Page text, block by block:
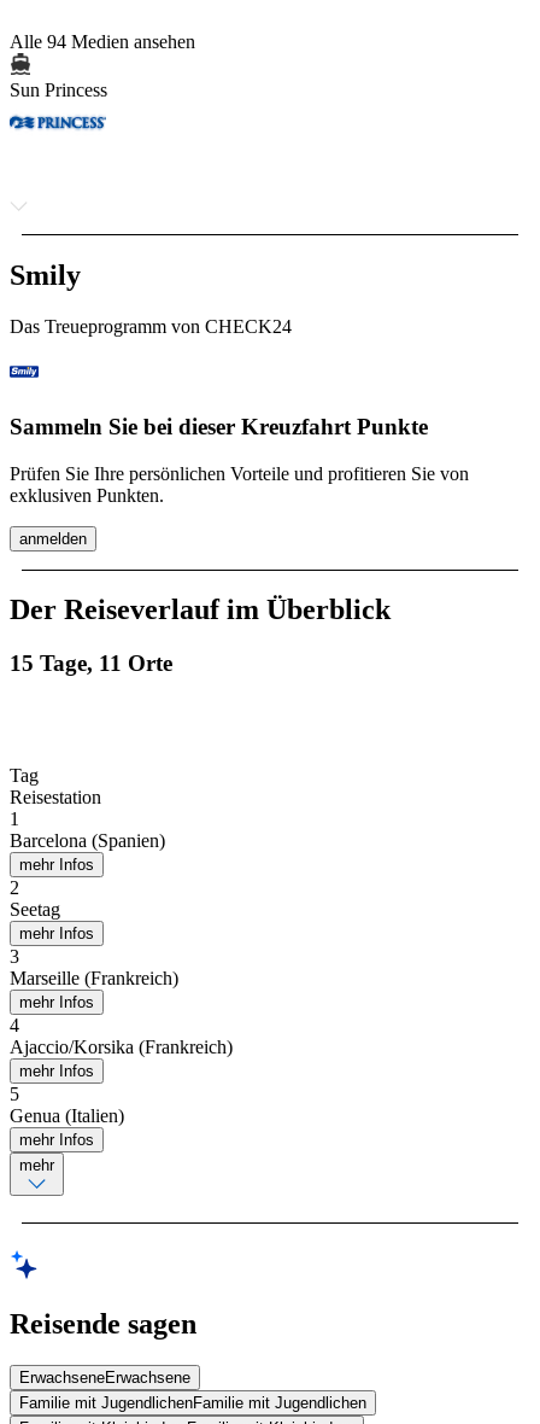
Alle 94 Medien ansehen
Sun Princess
Smily
Das Treueprogramm von CHECK24
Sammeln Sie bei dieser Kreuzfahrt Punkte
Prüfen Sie Ihre persönlichen Vorteile und profitieren Sie von
exklusiven Punkten.
anmelden
Der Reiseverlauf im Überblick
15 Tage, 11 Orte
Tag
Reisestation
1
Barcelona (Spanien)
mehr Infos
2
Seetag
mehr Infos
3
Marseille (Frankreich)
mehr Infos
4
Ajaccio/Korsika (Frankreich)
mehr Infos
5
Genua (Italien)
mehr Infos
mehr
Reisende sagen
ErwachseneErwachsene
Familie mit JugendlichenFamilie mit Jugendlichen